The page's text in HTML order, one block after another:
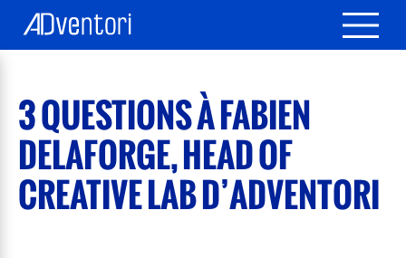
3 QUESTIONS À FABIEN
DELAFORGE, HEAD OF
CREATIVE LAB D’ADVENTORI